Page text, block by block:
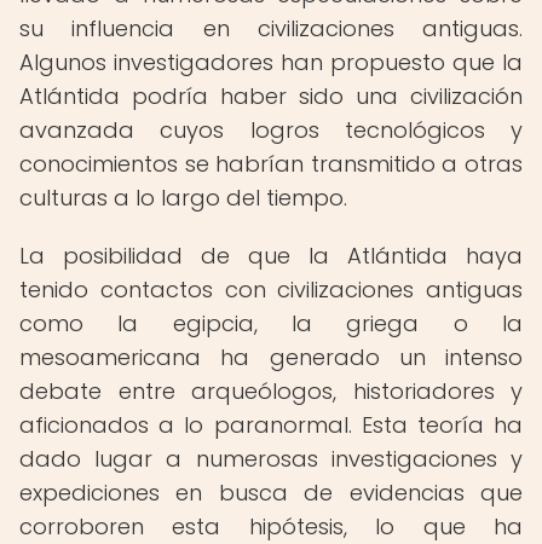
su influencia en civilizaciones antiguas.
Algunos investigadores han propuesto que la
Atlántida podría haber sido una civilización
avanzada cuyos logros tecnológicos y
conocimientos se habrían transmitido a otras
culturas a lo largo del tiempo.
La posibilidad de que la Atlántida haya
tenido contactos con civilizaciones antiguas
como la egipcia, la griega o la
mesoamericana ha generado un intenso
debate entre arqueólogos, historiadores y
aficionados a lo paranormal. Esta teoría ha
dado lugar a numerosas investigaciones y
expediciones en busca de evidencias que
corroboren esta hipótesis, lo que ha